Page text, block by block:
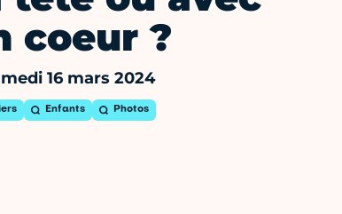
coeur ?
16 mars 2024
Enfants Photos